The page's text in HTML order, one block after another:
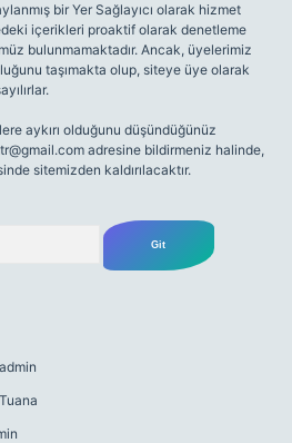
bir Yer Sağlayıcı olarak hizmet
içerikleri proaktif olarak denetleme
bulunmamaktadır. Ancak, üyelerimiz
taşımakta olup, siteye üye olarak
aykırı olduğunu düşündüğünüz
adresine bildirmeniz halinde,
sitemizden kaldırılacaktır.
admin
Tuana